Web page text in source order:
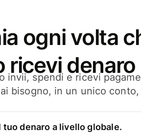
ogni volta
ricevi denaro
invii, spendi e ricevi
bisogno, in un unico
tuo denaro a livello globale.